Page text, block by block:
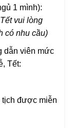
1 mình):
vui lòng
có nhu cầu)
dẫn viên mức
Tết:
tịch được miễn